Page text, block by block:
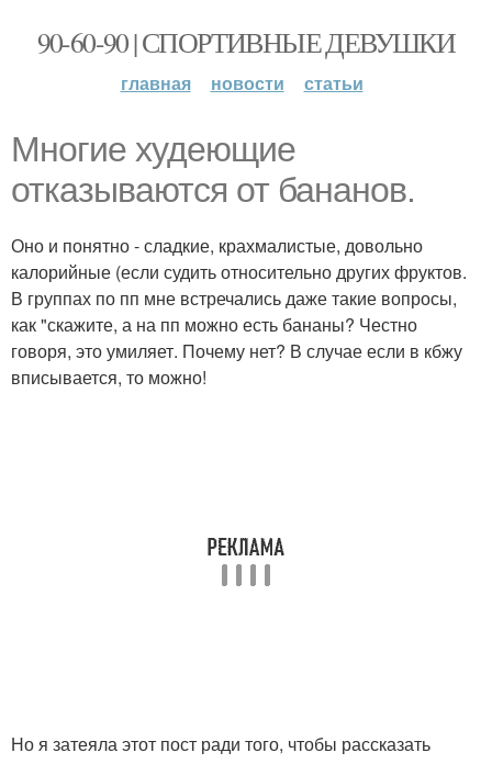
90-60-90 | СПОРТИВНЫЕ ДЕВУШКИ
главная новости статьи
Многие худеющие
отказываются от бананов.
Оно и понятно - сладкие, крахмалистые, довольно
калорийные (если судить относительно других фруктов.
В группах по пп мне встречались даже такие вопросы,
как "скажите, а на пп можно есть бананы? Честно
говоря, это умиляет. Почему нет? В случае если в кбжу
вписывается, то можно!
Но я затеяла этот пост ради того, чтобы рассказать